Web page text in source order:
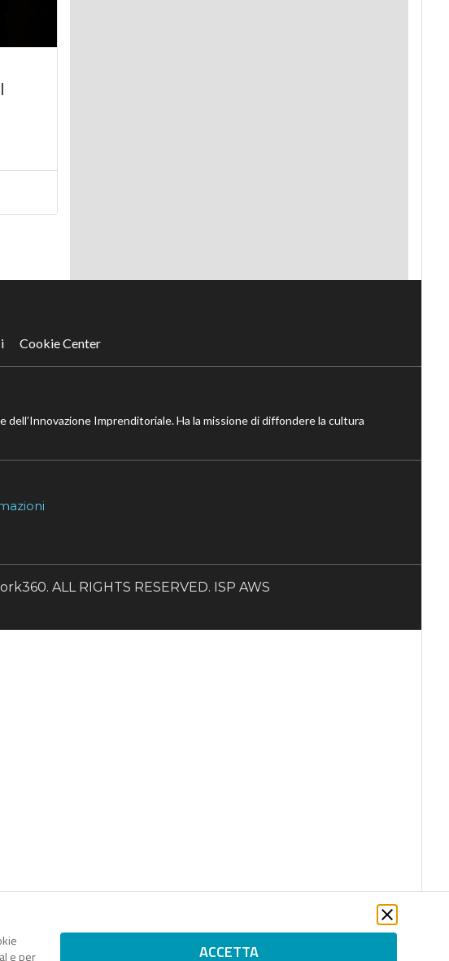
e per
ACCETTA
Cookie Center
Imprenditoriale. Ha la missione di diffondere la cultura
ALL RIGHTS RESERVED. ISP AWS